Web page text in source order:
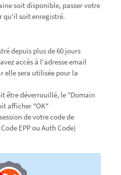
soit disponible, passer votre
qu'il soit enregistré.
depuis plus de 60 jours
accès à l'adresse email
elle sera utilisée pour la
être déverrouillé, le "Domain
afficher "OK"
de votre code de
EPP ou Auth Code)